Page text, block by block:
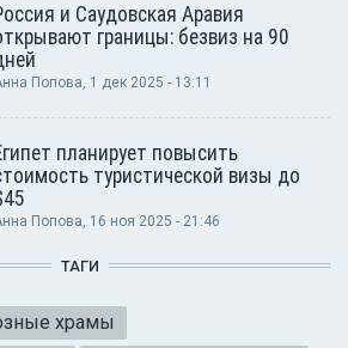
и Саудовская Аравия
границы: безвиз на 90
Попова, 1 дек 2025 - 13:11
планирует повысить
туристической визы до
Попова, 16 ноя 2025 - 21:46
ТАГИ
храмы